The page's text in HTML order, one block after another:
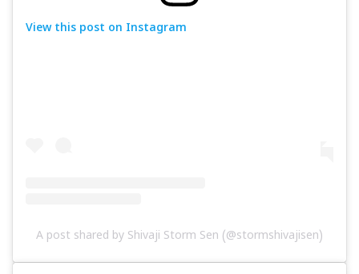
View this post on Instagram
A post shared by Shivaji Storm Sen (@stormshivajisen)